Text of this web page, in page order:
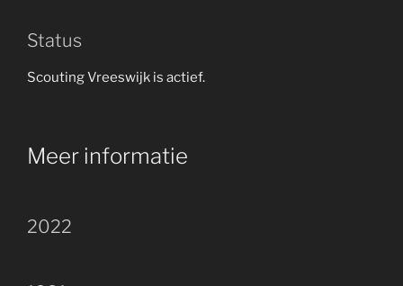
Status
Scouting Vreeswijk is actief.
Meer informatie
2022